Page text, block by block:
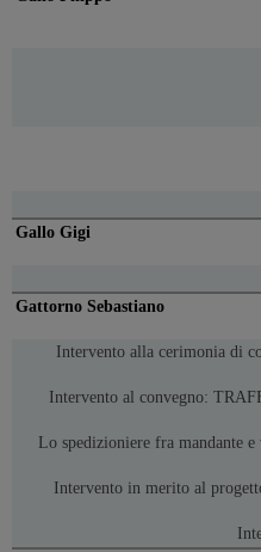
Gallo Gigi
Gattorno Sebastiano
Intervento alla cerimonia di
Intervento al convegno:
Lo spedizioniere fra mandante
Intervento in merito al